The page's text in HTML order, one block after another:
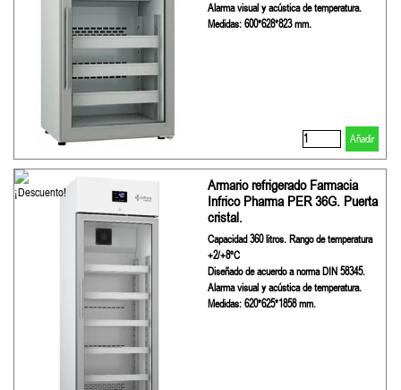
Alarma visual y acústica de temperatura.
Medidas: 600*628*823 mm.
Añadir
Armario refrigerado Farmacia
Infrico Pharma PER 36G. Puerta
cristal.
Capacidad 360 litros. Rango de temperatura
+2/+8ºC
Diseñado de acuerdo a norma DIN 58345.
Alarma visual y acústica de temperatura.
Medidas: 620*625*1858 mm.